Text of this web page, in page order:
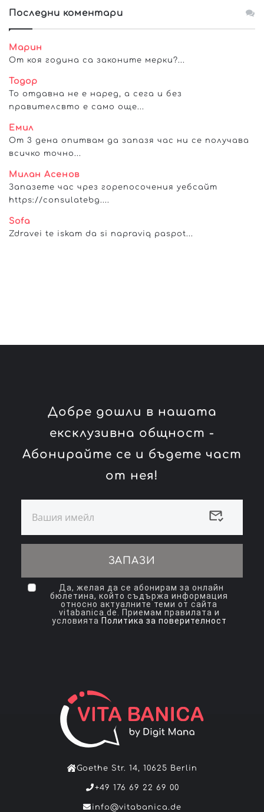
Последни коментари
Марин
От коя година са законите мерки?...
Тодор
То отдавна не е наред, а сега и без
правителсвто е само още...
Емил
От 3 дена опитвам да запазя час ни се получава
всичко точно...
Милан Асенов
Запазете час чрез горепосочения уебсайт
https://consulatebg....
Sofa
Zdravei te iskam da si napraviq paspot...
Добре дошли в нашата
ексклузивна общност -
Абонирайте се и бъдете част
от нея!
ЗАПАЗИ
Да, желая да се абонирам за онлайн
бюлетина, който съдържа информация
относно актуалните теми от сайта
vitabanica.de. Приемам правилата и
условията Политика за поверителност
Goethe Str. 14, 10625 Berlin
+49 176 69 22 69 00
info@vitabanica.de